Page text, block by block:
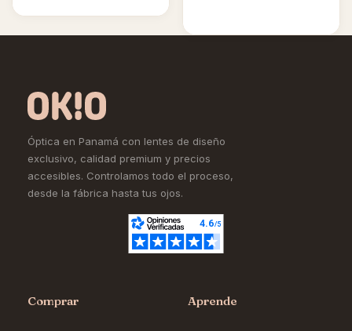
Óptica en Panamá con lentes de diseño
exclusivo, calidad premium y precios
accesibles. Controlamos todo el proceso,
desde la fábrica hasta tus ojos.
Comprar Aprende